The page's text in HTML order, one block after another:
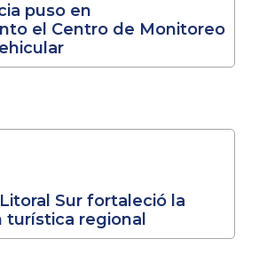
puso en
el Centro de Monitoreo
Sur fortaleció la
turística regional